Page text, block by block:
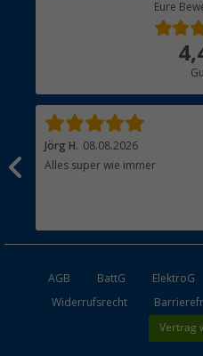
Eure
Jörg H. 08.08.2026
Alles super wie immer
AGB BattG ElektroG
Widerrufsrecht
Vertrag